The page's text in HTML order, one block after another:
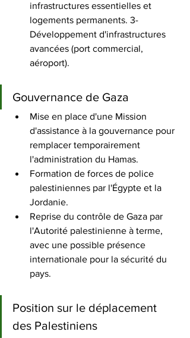
infrastructures essentielles et
logements permanents. 3-
Développement d'infrastructures
avancées (port commercial,
aéroport).
Gouvernance de Gaza
Mise en place d'une Mission
d'assistance à la gouvernance pour
remplacer temporairement
l'administration du Hamas.
Formation de forces de police
palestiniennes par l'Égypte et la
Jordanie.
Reprise du contrôle de Gaza par
l'Autorité palestinienne à terme,
avec une possible présence
internationale pour la sécurité du
pays.
Position sur le déplacement
des Palestiniens